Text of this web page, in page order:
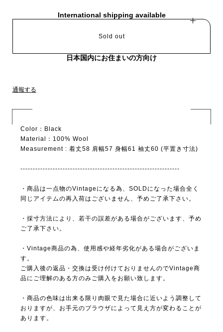
International shipping available
Sold out
日本国内にお住まいの方向け
通報する
Color：Black
Material：100% Wool
Measurement : 着丈58 肩幅57 身幅61 袖丈60 (平置き寸法)
----------------------------------------------------------------
・商品は一点物のVintageになる為、SOLDになった場合全く
同じアイテムの再入荷はございません、予めご了承下さい。
・採寸方法により、若干の誤差がある場合がございます、予め
ご了承下さい。
・Vintage商品の為、使用感や経年劣化がある場合がございま
す。
ご購入後の返品・交換は受け付けておりませんのでVintage商
品にご理解のある方のみご購入をお願い致します。
・商品の色味は出来る限り肉眼で見た場合に近いよう調整して
おりますが、お手元のブラウザによって見え方が変わることが
あります。